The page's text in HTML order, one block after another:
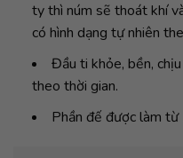
ty thì núm sẽ thoát khí
có hình dạng tự nhiên
Đầu ti khỏe, bền,
theo thời gian.
Phần đế được làm